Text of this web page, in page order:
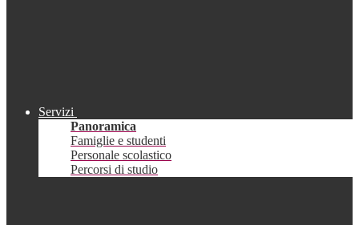
Servizi
Panoramica
Famiglie e studenti
Personale scolastico
Percorsi di studio